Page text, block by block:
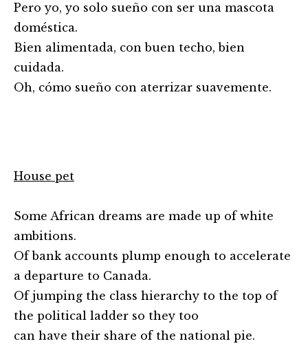
Pero yo, yo solo sueño con ser una mascota
doméstica.
Bien alimentada, con buen techo, bien
cuidada.
Oh, cómo sueño con aterrizar suavemente.
House pet
Some African dreams are made up of white
ambitions.
Of bank accounts plump enough to accelerate
a departure to Canada.
Of jumping the class hierarchy to the top of
the political ladder so they too
can have their share of the national pie.